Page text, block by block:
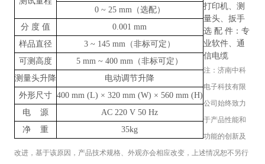
0~ 25mm（选配）
分 度 值
0.001 mm
样品直径
3 ~ 145 mm（非标可定）
可测高度
5 mm ~400 mm（非标可定）
测量头升降
电动调节升降
外形尺寸 400 mm (L) × 320 mm (W) × 560 mm (H)
电 源
AC 220 V 50 Hz
净 重
35kg
打印机、测
量头、扳手
选 配 件：专
业软件、通
信电缆
注： 济南中科
电子科技有限
公司 始终致力
于产品性能和
功能的创新及
改进，基于该原因，产品技术规格、外观亦会相应改变，上述情况恕不另行